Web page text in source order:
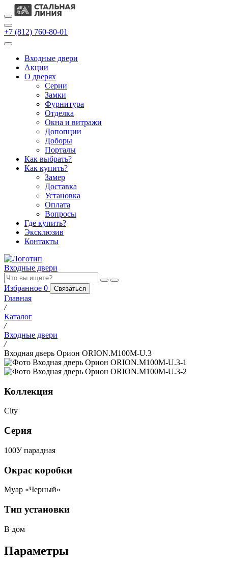
+7 (812) 760-80-01
Входные двери
Акции
О дверях
Cерии
Замки
Фурнитура
Отделка
Окна и витражи
Допопции
Доборы
Порталы
Как выбрать?
Как купить?
Замер
Доставка
Установка
Оплата
Вопросы
Где купить?
Эксклюзив
Контакты
Входные двери
Избранное 0 Связаться
Главная
/
Каталог
/
Входные двери
/
Входная дверь Орион ORION.M100M-U.3
Коллекция
City
Серия
100У парадная
Окрас коробки
Муар «Черный»
Тип установки
В дом
Параметры